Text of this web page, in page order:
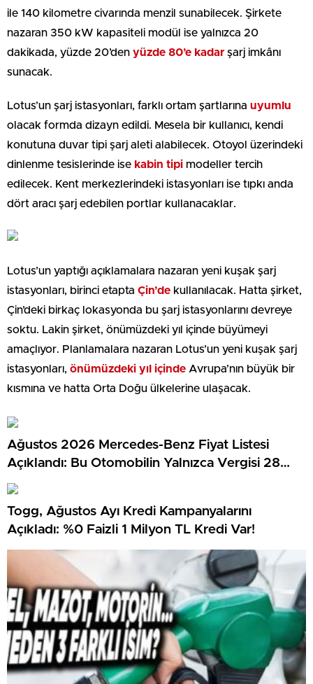
ile 140 kilometre civarında menzil sunabilecek. Şirkete
nazaran 350 kW kapasiteli modül ise yalnızca 20
dakikada, yüzde 20’den yüzde 80’e kadar şarj imkânı
sunacak.
Lotus’un şarj istasyonları, farklı ortam şartlarına uyumlu
olacak formda dizayn edildi. Mesela bir kullanıcı, kendi
konutuna duvar tipi şarj aleti alabilecek. Otoyol üzerindeki
dinlenme tesislerinde ise kabin tipi modeller tercih
edilecek. Kent merkezlerindeki istasyonları ise tıpkı anda
dört aracı şarj edebilen portlar kullanacaklar.
Lotus’un yaptığı açıklamalara nazaran yeni kuşak şarj
istasyonları, birinci etapta Çin’de kullanılacak. Hatta şirket,
Çin’deki birkaç lokasyonda bu şarj istasyonlarını devreye
soktu. Lakin şirket, önümüzdeki yıl içinde büyümeyi
amaçlıyor. Planlamalara nazaran Lotus’un yeni kuşak şarj
istasyonları, önümüzdeki yıl içinde Avrupa’nın büyük bir
kısmına ve hatta Orta Doğu ülkelerine ulaşacak.
Ağustos 2026 Mercedes-Benz Fiyat Listesi
Açıklandı: Bu Otomobilin Yalnızca Vergisi 28
Milyon TL…
Togg, Ağustos Ayı Kredi Kampanyalarını
Açıkladı: %0 Faizli 1 Milyon TL Kredi Var!